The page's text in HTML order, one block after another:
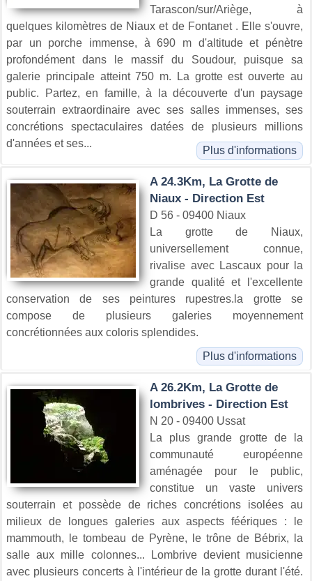
Tarascon/sur/Ariège, à
quelques kilomètres de Niaux et de Fontanet . Elle s'ouvre,
par un porche immense, à 690 m d'altitude et pénètre
profondément dans le massif du Soudour, puisque sa
galerie principale atteint 750 m. La grotte est ouverte au
public. Partez, en famille, à la découverte d'un paysage
souterrain extraordinaire avec ses salles immenses, ses
concrétions spectaculaires datées de plusieurs millions
d'années et ses...
Plus d'informations
A 24.3Km, La Grotte de
Niaux - Direction Est
D 56 - 09400 Niaux
La grotte de Niaux,
universellement connue,
rivalise avec Lascaux pour la
grande qualité et l'excellente
conservation de ses peintures rupestres.la grotte se
compose de plusieurs galeries moyennement
concrétionnées aux coloris splendides.
Plus d'informations
A 26.2Km, La Grotte de
lombrives - Direction Est
N 20 - 09400 Ussat
La plus grande grotte de la
communauté européenne
aménagée pour le public,
constitue un vaste univers
souterrain et possède de riches concrétions isolées au
milieux de longues galeries aux aspects féériques : le
mammouth, le tombeau de Pyrène, le trône de Bébrix, la
salle aux mille colonnes... Lombrive devient musicienne
avec plusieurs concerts à l'intérieur de la grotte durant l'été.